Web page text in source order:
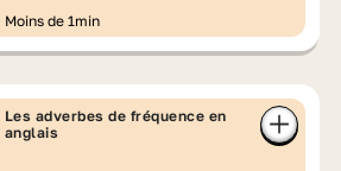
Moins de 1min
Les adverbes de fréquence en
anglais